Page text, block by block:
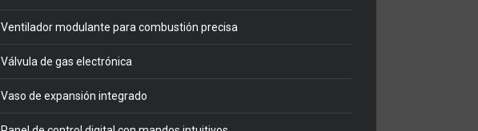
Ventilador modulante para combustión precisa
Válvula de gas electrónica
Vaso de expansión integrado